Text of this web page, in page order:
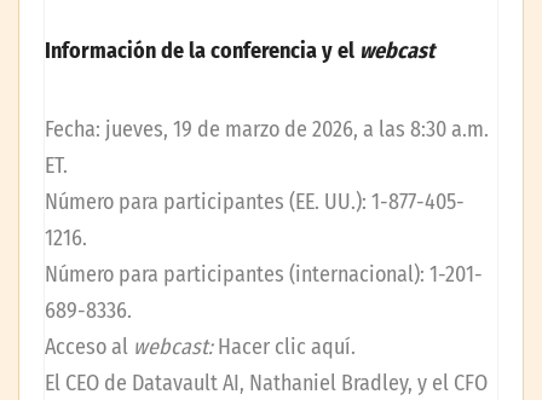
Información de la conferencia y el webcast
Fecha: jueves, 19 de marzo de 2026, a las 8:30 a.m.
ET.
Número para participantes (EE. UU.): 1-877-405-
1216.
Número para participantes (internacional): 1-201-
689-8336.
Acceso al webcast:Hacer clic aquí.
El CEO de Datavault AI, Nathaniel Bradley, y el CFO